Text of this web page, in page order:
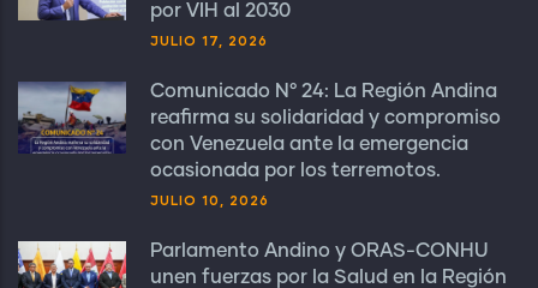
por VIH al 2030
JULIO 17, 2026
Comunicado N° 24: La Región Andina
reafirma su solidaridad y compromiso
con Venezuela ante la emergencia
ocasionada por los terremotos.
JULIO 10, 2026
Parlamento Andino y ORAS-CONHU
unen fuerzas por la Salud en la Región